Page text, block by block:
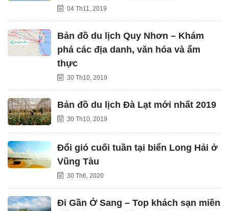
04 Th11, 2019
Bản đồ du lịch Quy Nhơn – Khám
phá các địa danh, văn hóa và ẩm
thực
30 Th10, 2019
Bản đồ du lịch Đà Lạt mới nhất 2019
30 Th10, 2019
Đổi gió cuối tuần tại biển Long Hải ở
Vũng Tàu
30 Th6, 2020
Đi Gần Ở Sang – Top khách sạn miền